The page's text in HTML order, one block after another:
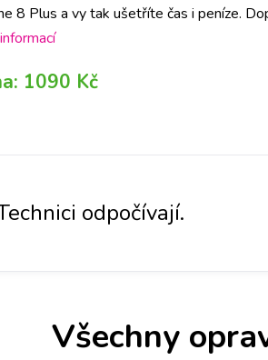
8 Plus a vy tak ušetříte čas i peníze.
na vybranou pobočku, abychom
1090 Kč
odpočívají.
Všechny